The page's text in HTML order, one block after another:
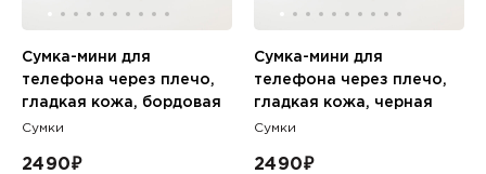
Сумка-мини для
телефона через плечо,
гладкая кожа, бордовая
Сумки
2490₽
Сумка-мини для
телефона через плечо,
гладкая кожа, черная
Сумки
2490₽